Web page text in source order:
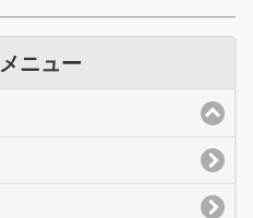
ニュー